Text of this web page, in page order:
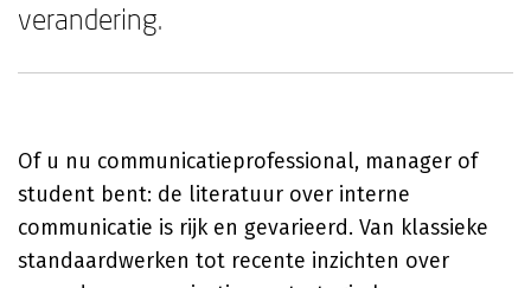
verandering.
Of u nu communicatieprofessional, manager of
student bent: de literatuur over interne
communicatie is rijk en gevarieerd. Van klassieke
standaardwerken tot recente inzichten over